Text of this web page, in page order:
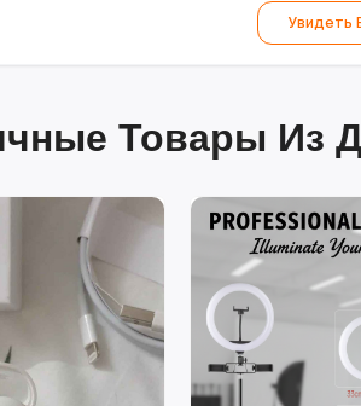
Увидеть
Товары Из